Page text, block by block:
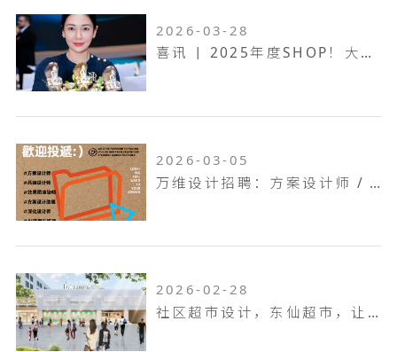
2026-03-28
喜讯 | 2025年度SHOP！大奖赛，万维设计斩获一金两银！
2026-03-05
万维设计招聘：方案设计师 / 方案设计助理...
2026-02-28
社区超市设计，东仙超市，让生活回归本真！